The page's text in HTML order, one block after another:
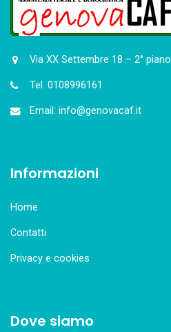
Via XX Settembre 18 – 2° piano
Tel. 0108996161
Email: info@genovacaf.it
Informazioni
Home
Contatti
Privacy e cookies
Dove siamo